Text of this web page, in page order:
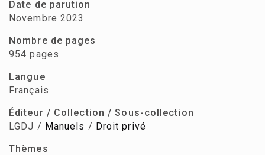
Date de parution
Novembre 2023
Nombre de pages
954 pages
Langue
Français
Éditeur / Collection / Sous-collection
LGDJ / Manuels / Droit privé
Thèmes